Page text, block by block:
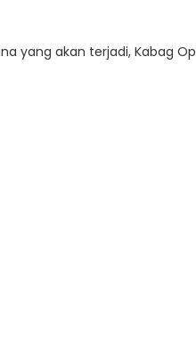
yang akan terjadi, Kabag